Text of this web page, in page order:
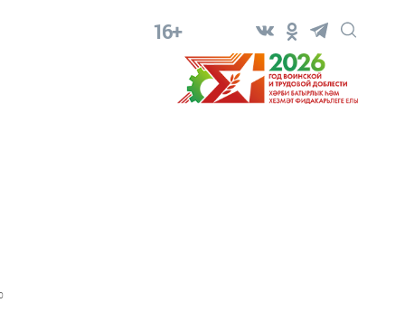
16+